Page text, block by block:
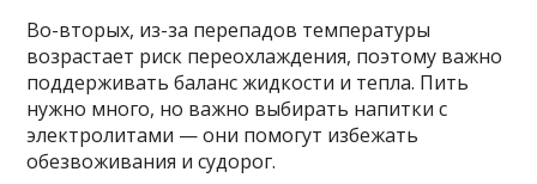
Во-вторых, из-за перепадов температуры
возрастает риск переохлаждения, поэтому важно
поддерживать баланс жидкости и тепла. Пить
нужно много, но важно выбирать напитки с
электролитами — они помогут избежать
обезвоживания и судорог.